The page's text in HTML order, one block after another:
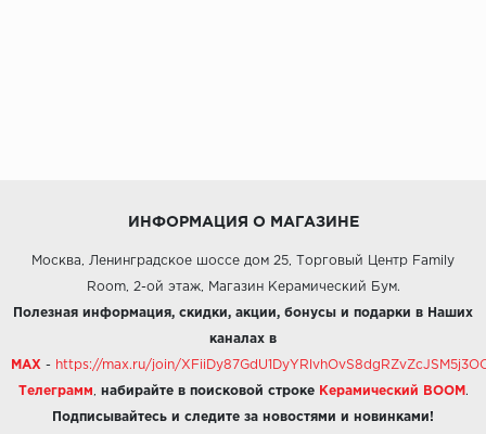
ИНФОРМАЦИЯ О МАГАЗИНЕ
Москва, Ленинградское шоссе дом 25, Торговый Центр Family
Room, 2-ой этаж, Магазин Керамический Бум.
Полезная информация, скидки, акции, бонусы и подарки в Наших
каналах в
MAX - https://max.ru/join/
Телеграмм набирайте в поисковой строке Керамический BOOM .
Подписывайтесь и следите за новостями и новинками!